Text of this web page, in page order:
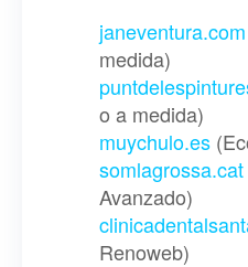
janeventura.com
medida)
o a medida)
muychulo.es
somlagrossa.cat
Avanzado)
Renoweb)